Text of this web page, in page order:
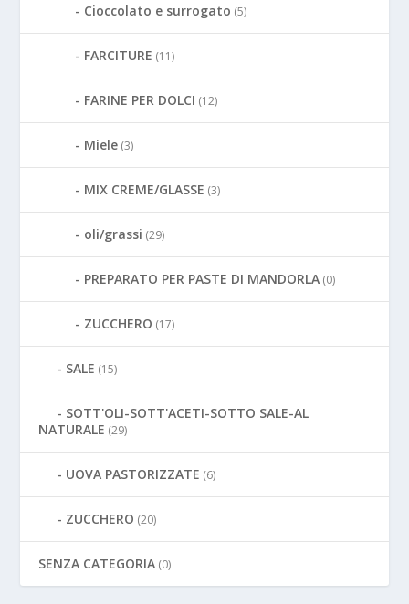
Cioccolato e surrogato (5)
FARCITURE (11)
FARINE PER DOLCI (12)
Miele (3)
MIX CREME/GLASSE (3)
oli/grassi (29)
PREPARATO PER PASTE DI MANDORLA (0)
ZUCCHERO (17)
SALE (15)
SOTT'OLI-SOTT'ACETI-SOTTO SALE-AL
NATURALE (29)
UOVA PASTORIZZATE (6)
ZUCCHERO (20)
SENZA CATEGORIA (0)